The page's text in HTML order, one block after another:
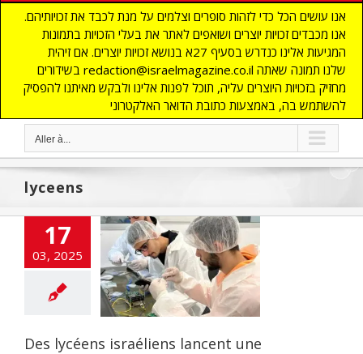
אנו עושים הכל כדי לזהות סופרים וצלמים על מנת לכבד את זכויותיהם.
אנו מכבדים זכויות יוצרים ושואפים לאתר את בעלי הזכויות בתמונות
המגיעות אלינו כנדרש בסעיף 27א בנושא זכויות יוצרים. אם זיהית
בשידורים redaction@israelmagazine.co.il שלנו תמונה שאתה
מחזיק בזכויות היוצרים עליה, תוכל לפנות אלינו ולבקש מאיתנו להפסיק
להשתמש בה, באמצעות כתובת הדואר האלקטרוני
Aller à...
lyceens
17
03, 2025
israéliens
une
de 9
Des lycéens israéliens lancent une